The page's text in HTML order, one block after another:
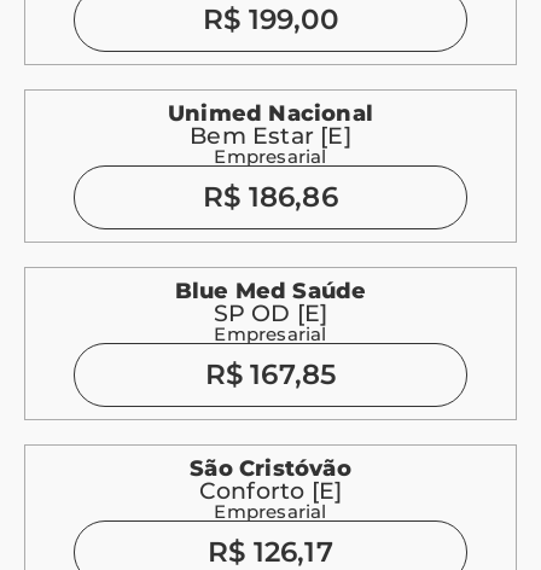
R$ 199,00
Unimed Nacional
Bem Estar [E]
Empresarial
R$ 186,86
Blue Med Saúde
SP OD [E]
Empresarial
R$ 167,85
São Cristóvão
Conforto [E]
Empresarial
R$ 126,17